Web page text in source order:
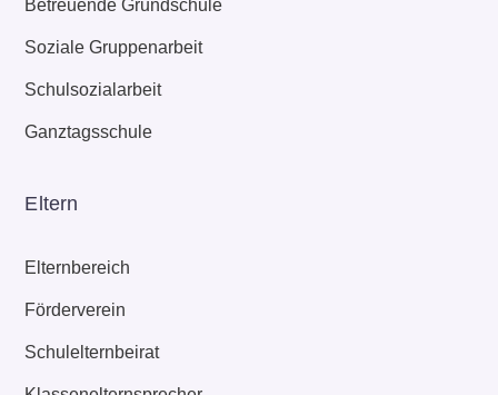
Betreuende Grundschule
Soziale Gruppenarbeit
Schulsozialarbeit
Ganztagsschule
Eltern
Elternbereich
Förderverein
Schulelternbeirat